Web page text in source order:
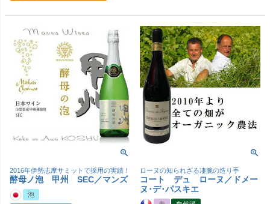
2016年伊勢志摩サミットで採用の実績！
酵母ノ泡 甲州 SEC／マンズ
泡
ローヌの知られざる凄腕の造り手
コート デュ ローヌ／ドメー
ヌ･デ･パスキエ